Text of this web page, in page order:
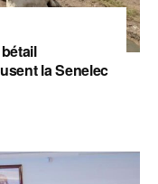
la Senelec